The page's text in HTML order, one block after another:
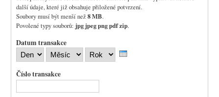
další údaje, které již obsahuje přiložené potvrzení.
Soubory musí být menší než8 MB.
Povolené typy souborů: jpg jpeg png pdf zip.
Datum transakce
e
n
M
ě
s
í
c
o
Číslo transakce